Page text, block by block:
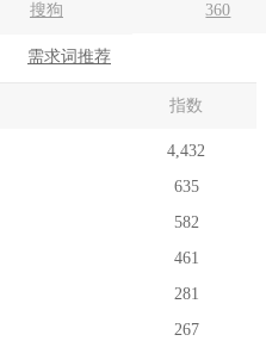
搜狗 360
需求词推荐
指数
4,432
635
582
461
281
267